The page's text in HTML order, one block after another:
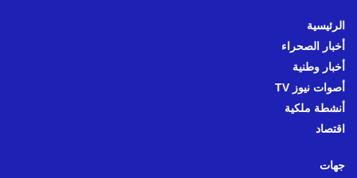
الرئيسية
أخبار الصحراء
أخبار وطنية
أصوات نيوز TV
أنشطة ملكية
اقتصاد
جهات